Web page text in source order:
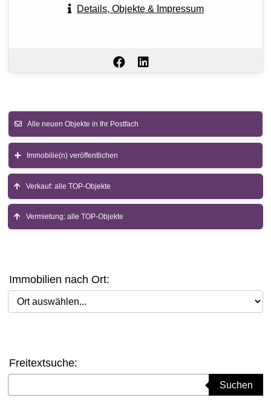
Details, Objekte & Impressum
Alle neuen Objekte in Ihr Postfach
Immobilie(n) veröffentlichen
Verkauf: alle TOP-Objekte
Vermietung: alle TOP-Objekte
Immobilien nach Ort:
Ort auswählen
Freitextsuche:
Suchen